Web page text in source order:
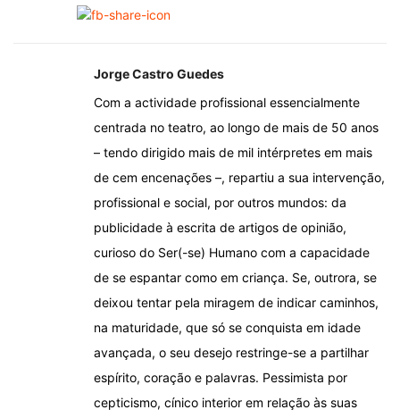
Jorge Castro Guedes
Com a actividade profissional essencialmente
centrada no teatro, ao longo de mais de 50 anos
– tendo dirigido mais de mil intérpretes em mais
de cem encenações –, repartiu a sua intervenção,
profissional e social, por outros mundos: da
publicidade à escrita de artigos de opinião,
curioso do Ser(-se) Humano com a capacidade
de se espantar como em criança. Se, outrora, se
deixou tentar pela miragem de indicar caminhos,
na maturidade, que só se conquista em idade
avançada, o seu desejo restringe-se a partilhar
espírito, coração e palavras. Pessimista por
cepticismo, cínico interior em relação às suas